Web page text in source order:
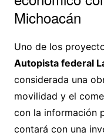
Michoacán
Uno de los
Autopista federal
considerada una
movilidad y el
con la información
contará con una